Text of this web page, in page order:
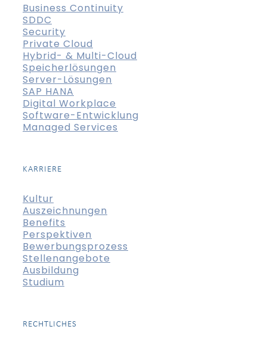
Business Continuity
SDDC
Security
Private Cloud
Hybrid- & Multi-Cloud
Speicherlösungen
Server-Lösungen
SAP HANA
Digital Workplace
Software-Entwicklung
Managed Services
KARRIERE
Kultur
Auszeichnungen
Benefits
Perspektiven
Bewerbungsprozess
Stellenangebote
Ausbildung
Studium
RECHTLICHES